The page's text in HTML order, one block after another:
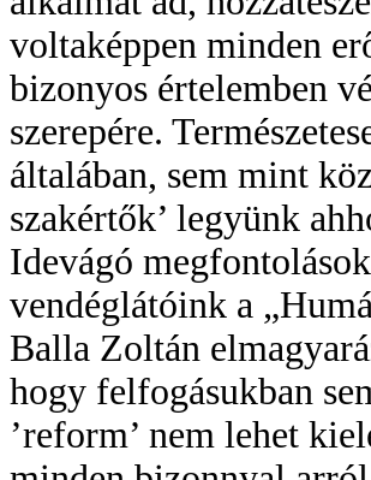
voltaképpen minden
bizonyos értelemben
szerepére.
általában, sem mint
szakértők’ legyünk
Idevágó
vendéglátóink a
Balla Zoltán
hogy felfogásukban
’reform’ nem lehet